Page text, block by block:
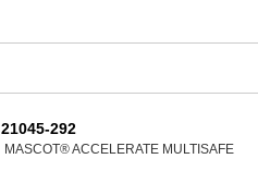
21045-292
MASCOT® ACCELERATE MULTISAFE